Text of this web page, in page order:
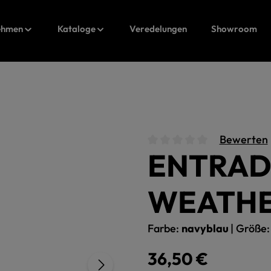
Kataloge Veredelungen Showroom
Durchschnittliche
Bewerten
Farbe: navyblau | Größe:
Regulärer Preis:
36,50 €